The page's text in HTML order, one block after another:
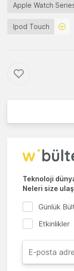
Apple Watch
Ipod Touch
Teknoloji
Neleri size
Günlük
Etkinlikler